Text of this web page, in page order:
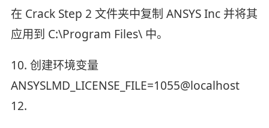
在 Crack Step 2 文件夹中复制 ANSYS Inc 并将其
应用到 C:\Program Files\ 中。
10. 创建环境变量
ANSYSLMD_LICENSE_FILE=1055@localhost
12.